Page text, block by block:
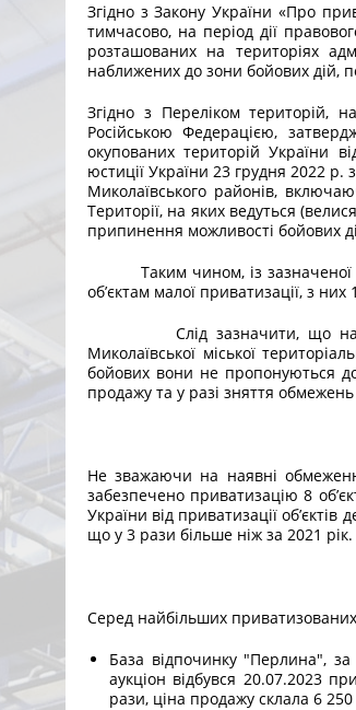
Згідно з Закону України «Про
тимчасово, на період дії
розташованих на територіях
наближених до зони бойових дій,
Згідно з Переліком територій,
Російською Федерацією,
окупованих територій України
юстиції України 23 грудня 2022
Миколаївського районів,
Території, на яких ведуться
припинення можливості бойових
Таким чином, із зазначеної
об’єктам малої приватизації, з
Слід зазначити, що
Миколаївської міської
бойових вони не пропонуються до
продажу та у разі зняття обмежень
Не зважаючи на наявні
забезпечено приватизацію 8
України від приватизації об’єктів
що у 3 рази більше ніж за 2021 рік.
Серед найбільших приватизованих
База відпочинку "Перлина",
аукціон відбувся 20.07.2023
рази, ціна продажу склала 6